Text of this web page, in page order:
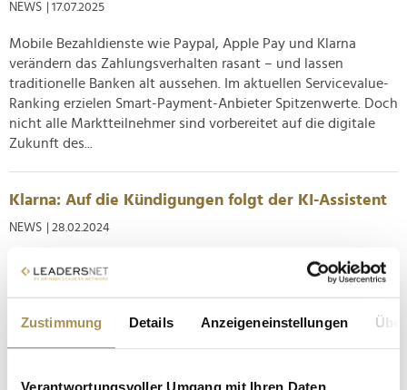
Zustimmung Details Anzeigeneinstellungen
Verantwortungsvoller Umgang mit Ihren Daten
NEWS | 17.07.2025
Mobile Bezahldienste wie Paypal, Apple Pay und Klarna
verändern das Zahlungsverhalten rasant – und lassen
traditionelle Banken alt aussehen. Im aktuellen Servicevalue-
Ranking erzielen Smart-Payment-Anbieter Spitzenwerte. Doch
nicht alle Marktteilnehmer sind vorbereitet auf die digitale
Zukunft des...
Klarna: Auf die Kündigungen folgt der KI-Assistent
NEWS | 28.02.2024
Comedy is tragedy plus time: Klarna hat innerhalb der letzten
anderthalb Jahre etwa 700 Mitarbeiter entlassen. Nach einem
Zahlungsanbieter nun, dass der neue KI-Assistent die Arbeit